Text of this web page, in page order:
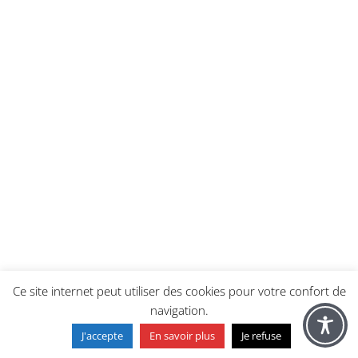
Ce site internet peut utiliser des cookies pour votre confort de
navigation.
J'accepte En savoir plus Je refuse